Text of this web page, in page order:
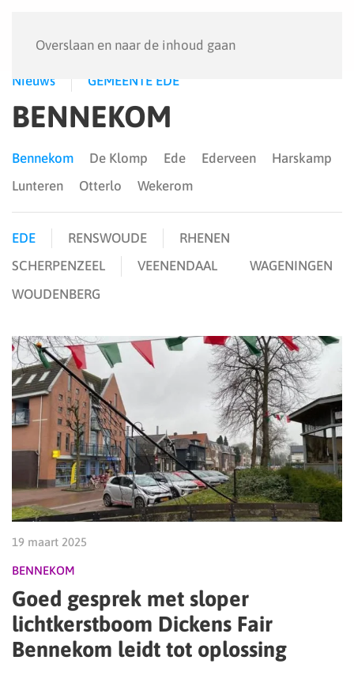
Overslaan en naar de inhoud gaan
Nieuws GEMEENTE EDE
BENNEKOM
Bennekom De Klomp Ede Ederveen
Harskamp
Lunteren
Otterlo Wekerom
EDE RENSWOUDE
RHENEN
SCHERPENZEEL
VEENENDAAL
WAGENINGEN
WOUDENBERG
19 maart 2025
BENNEKOM
Goed gesprek met sloper
lichtkerstboom Dickens Fair
Bennekom leidt tot oplossing